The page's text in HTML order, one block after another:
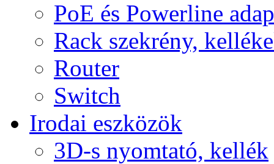
PoE és Powerline
Rack szekrény,
Router
Switch
Irodai eszközök
3D-s nyomtató, kellék